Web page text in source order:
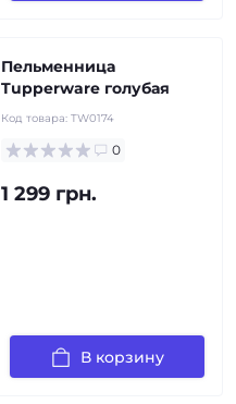
Пельменница
Tupperware голубая
Код товара: TW0174
0
1 299 грн.
В корзину